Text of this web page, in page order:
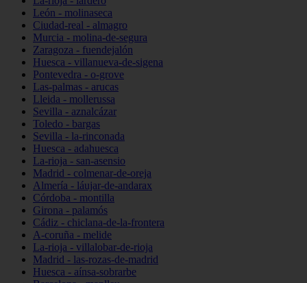
León - molinaseca
Ciudad-real - almagro
Murcia - molina-de-segura
Zaragoza - fuendejalón
Huesca - villanueva-de-sigena
Pontevedra - o-grove
Las-palmas - arucas
Lleida - mollerussa
Sevilla - aznalcázar
Toledo - bargas
Sevilla - la-rinconada
Huesca - adahuesca
La-rioja - san-asensio
Madrid - colmenar-de-oreja
Almería - láujar-de-andarax
Córdoba - montilla
Girona - palamós
Cádiz - chiclana-de-la-frontera
A-coruña - melide
La-rioja - villalobar-de-rioja
Madrid - las-rozas-de-madrid
Huesca - aínsa-sobrarbe